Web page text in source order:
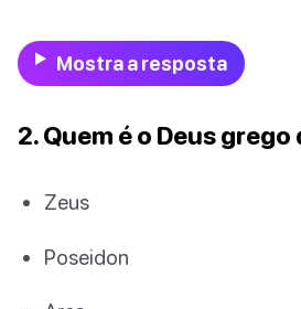
Mostra a resposta
2. Quem é o Deus grego
Zeus
Poseidon